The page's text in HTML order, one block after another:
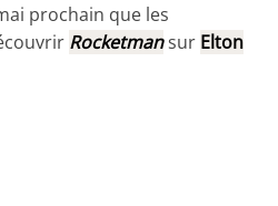
prochain que les
Rocketmansur Elton